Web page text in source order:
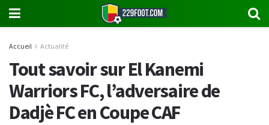
Accueil Actualité
Tout savoir sur El Kanemi
Warriors FC, l’adversaire de
Dadjè FC en Coupe CAF